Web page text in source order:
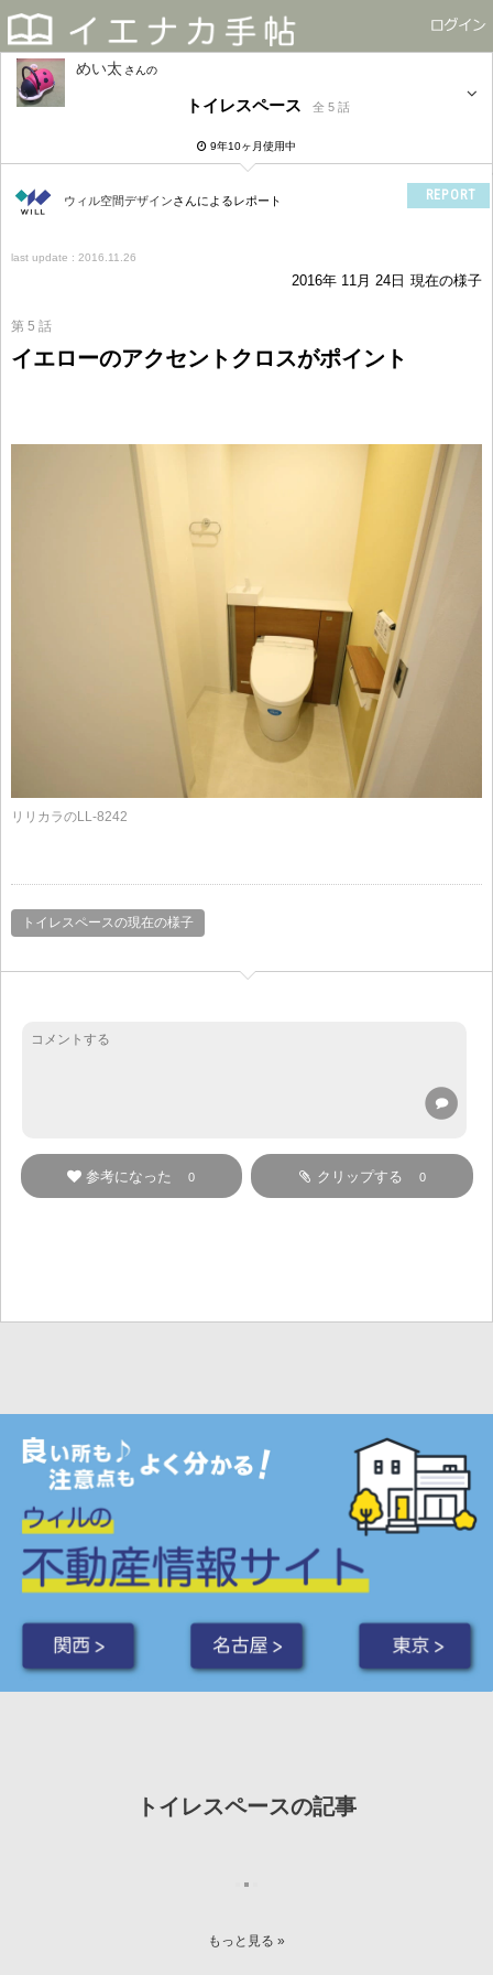
めい太 さん
トイレスペース 全 5 話
9年10ヶ月使用中
ウィル空間デザインさんによるレポート REPORT
last update : 2016.11.26
2016年 11月 24日 現在の様子
第 5 話
イエローのアクセントクロスがポイント
リリカラのLL-8242
トイレスペースの現在の様子
クリップする 0
参考になった 0
関西 > 名古屋 > 東京 >
トイレスペースの記事
2015年 11月